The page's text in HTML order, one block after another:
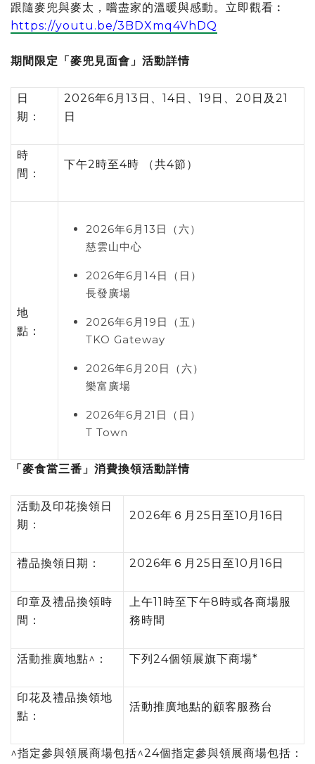
跟隨麥兜與麥太，嚐盡家的溫暖與感動。立即觀看︰
https://youtu.be/3BDXmq4VhDQ
期間限定「麥兜見面會」活動詳情
日
期：
2026年6月13日、14日、19日、20日及21
日
時
間：
下午2時至4時 （共4節）
地
點：
2026年6月 13 日（六）
慈雲山中心
2026年6月 14日（日）
長發廣場
2026年6月 19 日（五）
TKO Gateway
2026年6月 20 日（六）
樂富廣場
2026年6月 21 日（日）
T Town
「麥食當三番」消費換領活動詳情
活動及印花換領日
期：
2026年６月25日至10月16日
禮品換領日期： 2026年６月25日至10月16日
印章及禮品換領時
間：
上午11時至下午8時或各商場服
務時間
活動推廣地點^： 下列24個領展旗下商場*
印花及禮品換領地
點：
活動推廣地點的顧客服務台
^指定參與領展商場包括^24個指定參與領展商場包括：